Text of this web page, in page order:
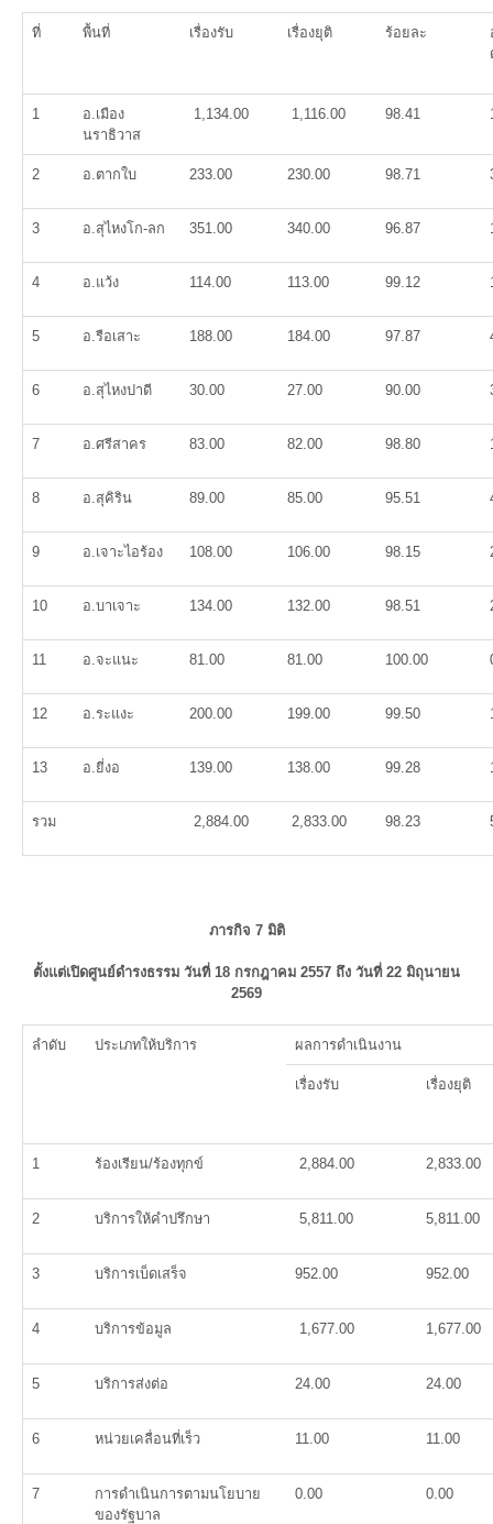
ที่ พื้นที่ เรื่องรับ เรื่องยุติ ร้อยละ
1
อ.เมือง
นราธิวาส
1,134.00 1,116.00 98.41
2 อ.ตากใบ 233.00 230.00 98.71
3 อ.สุไหงโก-ลก 351.00 340.00 96.87
4 อ.แว้ง 114.00 113.00 99.12
5 อ.รือเสาะ 188.00 184.00 97.87
6 อ.สุไหงปาดี 30.00 27.00 90.00
7 อ.ศรีสาคร 83.00 82.00 98.80
8 อ.สุคิริน 89.00 85.00 95.51
9 อ.เจาะไอร้อง 108.00 106.00 98.15
10 อ.บาเจาะ 134.00 132.00 98.51
11 อ.จะแนะ 81.00 81.00 100.00
12 อ.ระแงะ 200.00 199.00 99.50
13 อ.ยี่งอ 139.00 138.00 99.28
รวม 2,884.00 2,833.00 98.23
ภารกิจ 7 มิติ
ตั้งแต่เปิดศูนย์ดำรงธรรม วันที่ 18 กรกฎาคม 2557 ถึง วันที่ 22 มิถุนายน
2569
ลำดับ ประเภทให้บริการ ผลการดำเนินงาน
เรื่องรับ เรื่องยุติ
1 ร้องเรียน/ร้องทุกข์ 2,884.00 2,833.00
2 บริการให้คำปรึกษา 5,811.00 5,811.00
3 บริการเบ็ดเสร็จ 952.00 952.00
4 บริการข้อมูล 1,677.00 1,677.00
5 บริการส่งต่อ 24.00 24.00
6 หน่วยเคลื่อนที่เร็ว 11.00 11.00
7
การดำเนินการตามนโยบาย
ของรัฐบาล
0.00 0.00